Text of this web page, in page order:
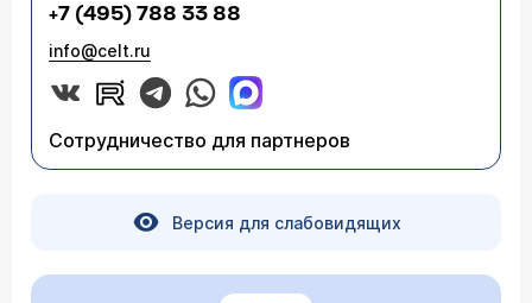
+7 (495) 788 33 88
info@celt.ru
Сотрудничество для партнеров
Версия для слабовидящих